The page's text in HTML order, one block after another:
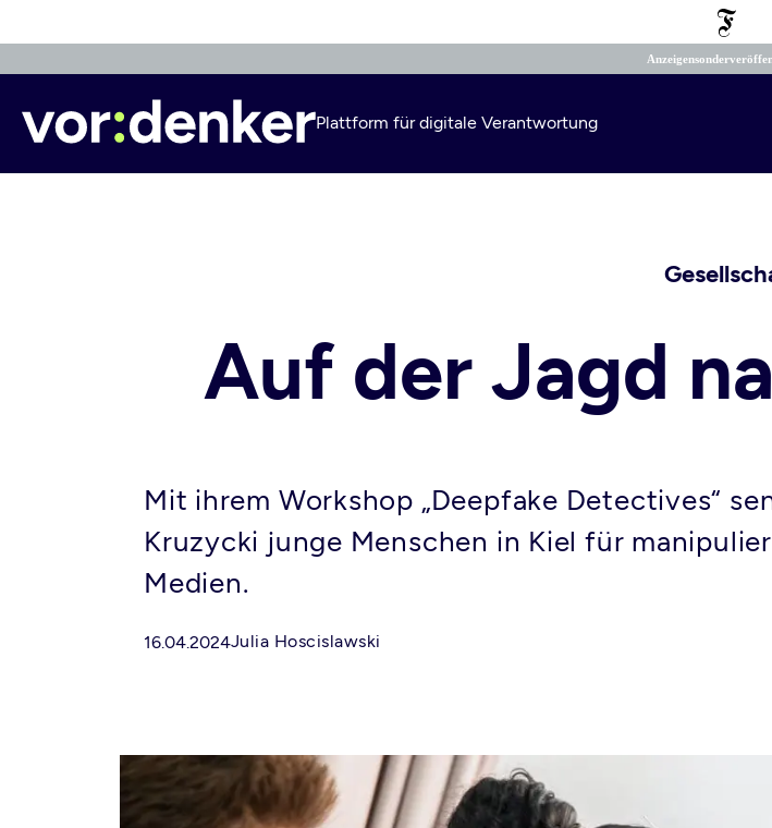
Plattform für digitale Verantwortung
Auf der Jagd
Mit ihrem Workshop „Deepfake Detectives“
Kruzycki junge Menschen in Kiel für
Medien.
16.04.2024Julia Hoscislawski